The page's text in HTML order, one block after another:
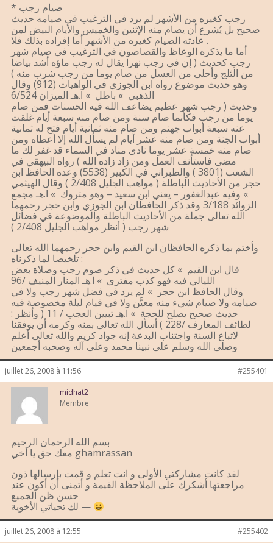
* صيام رجب
رجب كغيره من الأشهر لم يرد في الترغيب في صيامه حديث
صحيح بل يُشرع أن يصام منه الإثنين والخميس والأيام البيض لمن
عادته الصيام كغيره من الأشهر أما إفراده بذلك فلا .
أما ما يذكره الوعاظ والقصاصون في الترغيب في صيام شهر
رجب كحديث ( إن في رجب نهرا يقال له رجب ماؤه أشد بياضا
من الثلج وأحلى من العسل من صام يوما من رجب شرب منه )
وهو حديث موضوع رواه ابن الجوزي في الواهيات (912) وقال
الذهبي » باطل » ا.هـ الميزان 6/524
وحديث ( رجب شهر عظيم يضاعف الله فيه الحسنات فمن صام
يوما من رجب فكأنما صام سنة ومن صام منه سبعة أيام غلقت
عنه سبعة أبواب جهنم ومن صام منه ثمانية أيام فتح له ثمانية
أبواب الجنة ومن صام منه عشر أيام لم يسأل الله إلا أعطاه ومن
صام منه خمسة عشر يوما نادى مناد في السماء قد غفر لك ما
مضى فاستأنف العمل ومن زاد زاده الله ) رواه البيهقي في
الشعب (3801 ) والطبراني في الكبير (5538) وعده الحافظ ابن
حجر من الأحاديث الباطلة ( مواهب الجليل 2/408 ) وقال الهيثمي
» وفيه عبدالغفور – يعني ابن سعيد – وهو متروك » ا.هـ مجمع
الزوائد 3/188 وقد ذكر الحافظان ابن الجوزي وابن حجر رحمهما
الله تعالى جملة من الأحاديث الباطلة والموضوعة في فضائل
شهر رجب ( أنظر مواهب الجليل 2/408 )
وأختم بما ذكره الحافظان ابن القيم وابن حجر رحمهما الله تعالى
تلخيصا لما ذكرناه :
قال ابن القيم » كل حديث في ذكر صوم رجب وصلاة بعض
الليالي فيه فهو كذب مفترى » ا.هـ المنار المنيف /96
وقال الحافظ ابن حجر » لم يرد في فضل شهر رجب ولا في
صيامه ولا صيام شيء منه معيَّن ولا في قيام ليلة مخصوصة فيه
حديث صحيح يصلح للحجة » ا.هـ تبيين العجب / 11 ( وأنظر :
لطائف المعارف /228 ) أسأل الله تعالى بمنه وكرمه أن يوفقنا
لاتباع السنة واجتناب البدعة إنه جواد كريم والله تعالى أعلم
وصلى الله وسلم على نبينا محمد وعلى آله وصحبه أجمعين
juillet 26, 2008 à 11:56 #255401
midhat2
Membre
بسم الله الرحمان الرحيم
معك حق يا أخي ghamrassan
لقد كانت مشاركتي الأولى و انت تعلم و قمت بإرسالها ذون
مراجعتها أشكرك على الملاحظة القيمة و أتمنى أن أكون عند
حسن ظن الجميع
لك تحياتي الأخوية —
juillet 26, 2008 à 12:55 #255402